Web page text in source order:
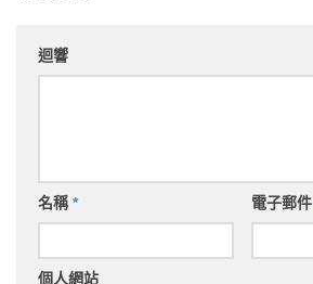
迴響
名稱* 電子郵件
個人網站